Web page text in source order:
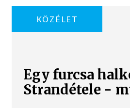
KÖZÉLET
Egy furcsa
Strandétele -